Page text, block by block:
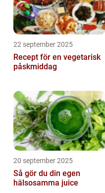
22 september 2025
Recept för en vegetarisk
påskmiddag
20 september 2025
Så gör du din egen
hälsosamma juice